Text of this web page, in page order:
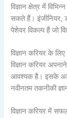
विज्ञान क्षेत्र में
सकते हैं। इंजीनियर,
पेशेवर विकल्प हैं जो
विज्ञान करियर के लिए
विज्ञान करियर
आवश्यक है। इसके
नवीनतम तकनीकी
विज्ञान करियर में